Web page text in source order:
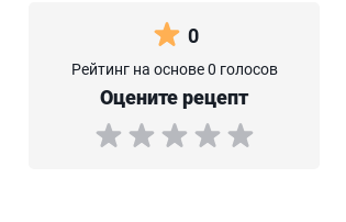
0
Рейтинг на основе 0 голосов
Оцените рецепт